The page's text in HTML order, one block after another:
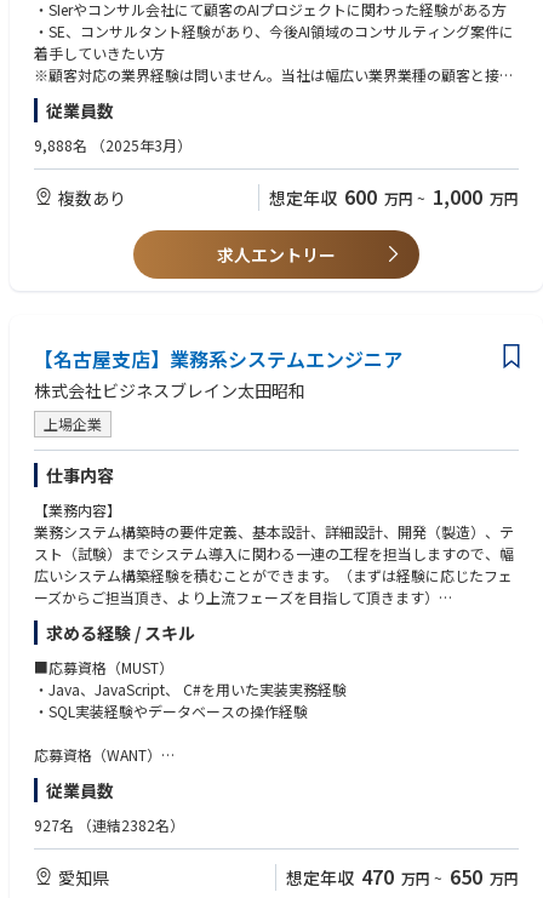
ます。
【職務内容】
・AIコンサルタントとして、顧客業務を分析し、最適なAIソリューション
の提案・プロジェクト推進およびAIプロジェクトにおける案件獲得を担っ
－AIプロジェクトにおけるコンサルテーション
－最適なAIソリューションの選定からお客さまプロジェクト推進体制の
確立および要件定義等の上流工程推進
－各支社で対応できない高難度や大型プロジェクトの推進支援
－部門横断業務（事例共有会やユースケース提案、セミナー対応他）
らの案件問い合わせが依頼があり、プロジェクト単位で参画をいただきま
k、Dify、neoAI他
※活用ソリューションについては、現段階の一例となり、顧客要望や今後
のソリューション拡大等も想定しています。本ソリューションの経験者に
限定はしておりません。
【顧客向けプロジェクト例】
・調査・分析・報告書作成業務の支援プロジェクト
・社内規定・業務ルールの問合せ業務の改革プロジェクト
・生産工程における品質業務の見える化プロジェクト
・設備稼働状況の最適化プロジェクト
・技術伝承におけるデータ・AIプロジェクト
・広告審査におけるAI自動化プロジェクト
※顧客は製造業から建設業、金融業等多岐に渡り、中堅企業を中心にコン
サルテーションから実装迄を当社で一気通貫にて対応します。
■業務のやりがい
・富士フイルムBIジャパン全体として、2025年より中堅企業に向けたAI事
業強化を掲げており、新規組織での業務遂行となります。これからAIビジ
ネスを創り上げていく段階となり、非定型業務の中でビジネス創出を経験
いただく事が可能です。
・既存事業の顧客基盤を活かし、全国のお客様対する顧客カウンターとし
・今回の職種に限らず、当社全体のAI推進を目的とし、AIエヴァンジェリ
ストやAI事業推進における戦略立案等、将来的なキャリアアップも可能で
す。
・SIerやコンサル会社にて顧客のAIプロジェクトに関わった経験がある方
・SE、コンサルタント経験があり、今後AI領域のコンサルティング案件に
着手していきたい方
※顧客対応の業界経験は問いません。当社は幅広い業界業種の顧客と接す
る機会がございます。業界の専門性をお持ちの方でも、新しい業種にチャ
レンジしたいという方は歓迎致します。
■歓迎要件
験がある方
・様々な業種業界のプロジェクトに参画経験がある方
・AIコンサルタントとして経験がある方
・MS製品やAWS製品のAIサービスの知見がある方
従業員数
9,888名 （2025年3月）
複数あり 想定年収 600 万円 ~ 1,000 万円
求人エントリー
【名古屋支店】業務系システムエンジニア
株式会社ビジネスブレイン太田昭和
上場企業
仕事内容
【業務内容】
業務システム構築時の要件定義、基本設計、詳細設計、開発（製造）、テ
スト（試験）までシステム導入に関わる一連の工程を担当しますので、幅
広いシステム構築経験を積むことができます。（まずは経験に応じたフェ
ーズからご担当頂き、より上流フェーズを目指して頂きます）
【プロジェクト規模】
・維持保守チーム：約3名～10名単位
・開発チーム：約10名～30名単位
使用言語：Java、PL/SQL、C、C#
DB：Oracle
（Mc Frame、BIZ∫、intra-mart、DIVA、BIZ Forcast、COMPANY、HUEな
ど）
ウォーターフォール
求める経験 / スキル
■応募資格（MUST）
・Java、JavaScript、 C#を用いた実装実務経験
・SQL実装経験やデータベースの操作経験
応募資格（WANT）
・開発プロジェクトでサブを含むリーダー経験（スケジュール・タスク管
理、課題管理、メンバーのマネジメント）がある。
・対顧客折衝経験（セッション実施、仕様調整）がある
・簿記（1級、2級）保有
・IPA情報システム資格
従業員数
927名 （連結2382名）
愛知県 想定年収 470 万円 ~ 650 万円